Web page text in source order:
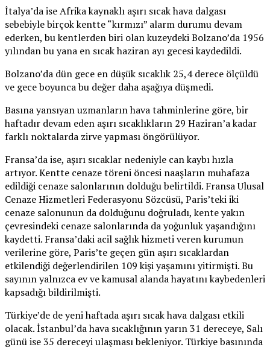
İtalya’da ise Afrika kaynaklı aşırı sıcak hava dalgası
sebebiyle birçok kentte “kırmızı” alarm durumu devam
ederken, bu kentlerden biri olan kuzeydeki Bolzano’da 1956
yılından bu yana en sıcak haziran ayı gecesi kaydedildi.
Bolzano’da dün gece en düşük sıcaklık 25,4 derece ölçüldü
ve gece boyunca bu değer daha aşağıya düşmedi.
Basına yansıyan uzmanların hava tahminlerine göre, bir
haftadır devam eden aşırı sıcaklıkların 29 Haziran’a kadar
farklı noktalarda zirve yapması öngörülüyor.
Fransa’da ise, aşırı sıcaklar nedeniyle can kaybı hızla
artıyor. Kentte cenaze töreni öncesi naaşların muhafaza
edildiği cenaze salonlarının dolduğu belirtildi. Fransa Ulusal
Cenaze Hizmetleri Federasyonu Sözcüsü, Paris’teki iki
cenaze salonunun da dolduğunu doğruladı, kente yakın
çevresindeki cenaze salonlarında da yoğunluk yaşandığını
kaydetti. Fransa’daki acil sağlık hizmeti veren kurumun
verilerine göre, Paris’te geçen gün aşırı sıcaklardan
etkilendiği değerlendirilen 109 kişi yaşamını yitirmişti. Bu
sayının yalnızca ev ve kamusal alanda hayatını kaybedenleri
kapsadığı bildirilmişti.
Türkiye’de de yeni haftada aşırı sıcak hava dalgası etkili
olacak. İstanbul’da hava sıcaklığının yarın 31 dereceye, Salı
günü ise 35 dereceyi ulaşması bekleniyor. Türkiye basınında